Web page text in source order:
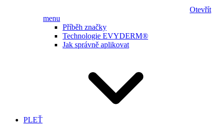
Otevřít
menu
Příběh značky
Technologie EVYDERM®
Jak správně aplikovat
PLEŤ